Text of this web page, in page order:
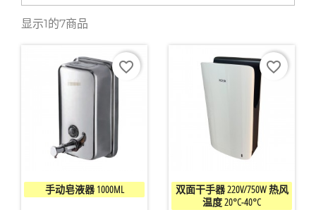
显示1的7商品
快速查看
手动皂液器 1000ML
favorite_border
快速查看
双面干手器 220V/750W 热风
温度 20°C-40°C
favorite_border